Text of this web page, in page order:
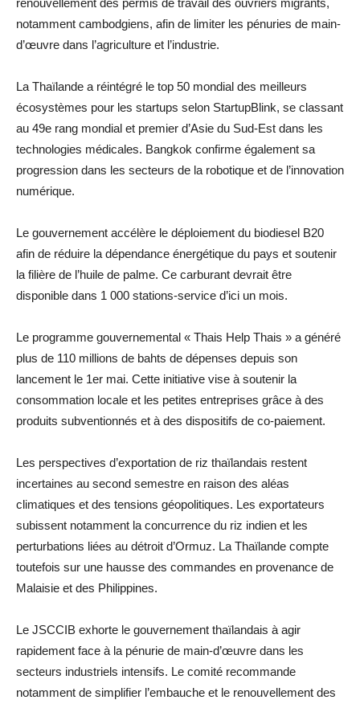
renouvellement des permis de travail des ouvriers migrants,
notamment cambodgiens, afin de limiter les pénuries de main-
d’œuvre dans l’agriculture et l’industrie.
La Thaïlande a réintégré le top 50 mondial des meilleurs
écosystèmes pour les startups selon StartupBlink, se classant
au 49e rang mondial et premier d’Asie du Sud-Est dans les
technologies médicales. Bangkok confirme également sa
progression dans les secteurs de la robotique et de l’innovation
numérique.
Le gouvernement accélère le déploiement du biodiesel B20
afin de réduire la dépendance énergétique du pays et soutenir
la filière de l’huile de palme. Ce carburant devrait être
disponible dans 1 000 stations-service d’ici un mois.
Le programme gouvernemental « Thais Help Thais » a généré
plus de 110 millions de bahts de dépenses depuis son
lancement le 1er mai. Cette initiative vise à soutenir la
consommation locale et les petites entreprises grâce à des
produits subventionnés et à des dispositifs de co-paiement.
Les perspectives d’exportation de riz thaïlandais restent
incertaines au second semestre en raison des aléas
climatiques et des tensions géopolitiques. Les exportateurs
subissent notamment la concurrence du riz indien et les
perturbations liées au détroit d’Ormuz. La Thaïlande compte
toutefois sur une hausse des commandes en provenance de
Malaisie et des Philippines.
Le JSCCIB exhorte le gouvernement thaïlandais à agir
rapidement face à la pénurie de main-d’œuvre dans les
secteurs industriels intensifs. Le comité recommande
notamment de simplifier l’embauche et le renouvellement des